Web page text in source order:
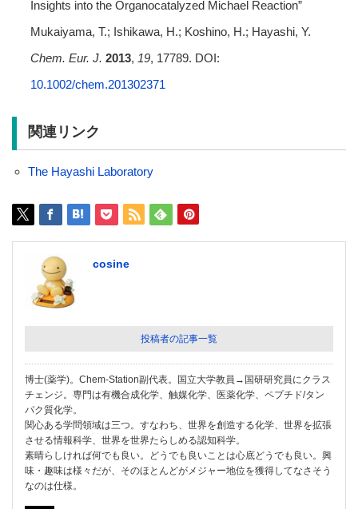
Insights into the Organocatalyzed Michael Reaction”
Mukaiyama, T.; Ishikawa, H.; Koshino, H.; Hayashi, Y.
Chem. Eur. J. 2013, 19, 17789. DOI:
10.1002/chem.201302371
関連リンク
The Hayashi Laboratory
cosine
投稿者の記事一覧
博士(薬学)。Chem-Station副代表。国立大学教員→国研研究員にクラス
チェンジ。専門は有機合成化学、触媒化学、医薬化学、ペプチド/タン
パク質化学。
関心ある学問領域は三つ。すなわち、世界を創造する化学、世界を拡張
させる情報科学、世界を世界たらしめる認知科学。
素晴らしければ何でも良い。どうでも良いことは心底どうでも良い。興
味・趣味は様々だが、そのほとんどがメジャー地位を獲得してなさそう
なのは仕様。